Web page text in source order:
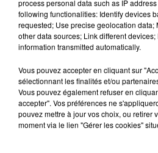
process personal data such as IP
following functionalities: Identify devices
requested; Use precise geolocation data;
other data sources; Link different
information transmitted automatically.
Vous pouvez accepter en cliquant sur
sélectionnant les finalités et/ou
Vous pouvez également refuser en
accepter". Vos préférences ne
pouvez mettre à jour vos choix, ou retirer
moment via le lien "Gérer les cookies"